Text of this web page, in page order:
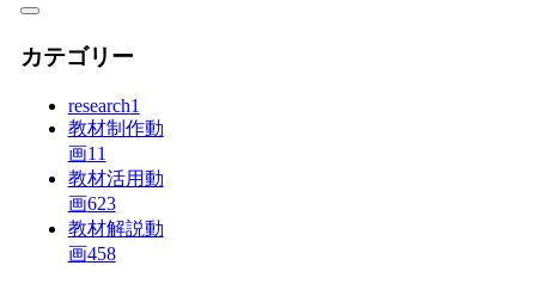
カテゴリー
research1
教材制作動
画11
教材活用動
画623
教材解説動
画458